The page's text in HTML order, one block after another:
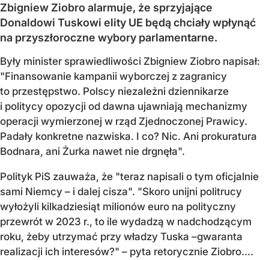
Zbigniew Ziobro alarmuje, że sprzyjające
Donaldowi Tuskowi elity UE będą chciały wpłynąć
na przyszłoroczne wybory parlamentarne.
Były minister sprawiedliwości Zbigniew Ziobro napisał:
"Finansowanie kampanii wyborczej z zagranicy
to przestępstwo. Polscy niezależni dziennikarze
i politycy opozycji od dawna ujawniają mechanizmy
operacji wymierzonej w rząd Zjednoczonej Prawicy.
Padały konkretne nazwiska. I co? Nic. Ani prokuratura
Bodnara, ani Żurka nawet nie drgnęła".
Polityk PiS zauważa, że "teraz napisali o tym oficjalnie
sami Niemcy – i dalej cisza". "Skoro unijni politrucy
wyłożyli kilkadziesiąt milionów euro na polityczny
przewrót w 2023 r., to ile wydadzą w nadchodzącym
roku, żeby utrzymać przy władzy Tuska –gwaranta
realizacji ich interesów?" – pyta retorycznie Ziobro....